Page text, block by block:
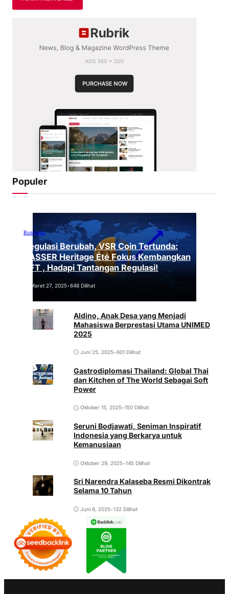
Populer
Business
Regulasi Berubah, VSR Coin Tertunda:
VASSER Heritage Été Fokus Kembangkan
NFT , Hadapi Tantangan Regulasi!
Maret 27, 2025•648 Dilihat
Aldino, Anak Desa yang Menjadi
Mahasiswa Berprestasi Utama UNIMED
2025
Juni 25, 2025•601 Dilihat
Gastrodiplomasi Thailand: Global Thai
dan Kitchen of The World Sebagai Soft
Power
Oktober 15, 2025•150 Dilihat
Seruni Bodjawati, Seniman Inspiratif
Indonesia yang Berkarya untuk
Kemanusiaan
Oktober 29, 2025•145 Dilihat
Sri Narendra Kalaseba Resmi Dikontrak
Selama 10 Tahun
Juni 6, 2025•132 Dilihat